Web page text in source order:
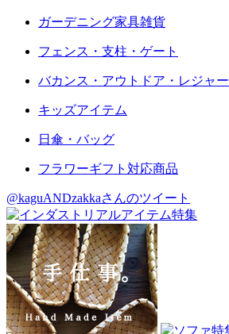
ガーデニング家具雑貨
フェンス・支柱・ゲート
バカンス・アウトドア・レジャー
キッズアイテム
日傘・バッグ
フラワーギフト対応商品
@kaguANDzakkaさんのツイート